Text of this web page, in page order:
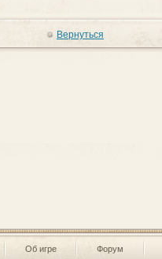
Вернуться
Об игре Форум